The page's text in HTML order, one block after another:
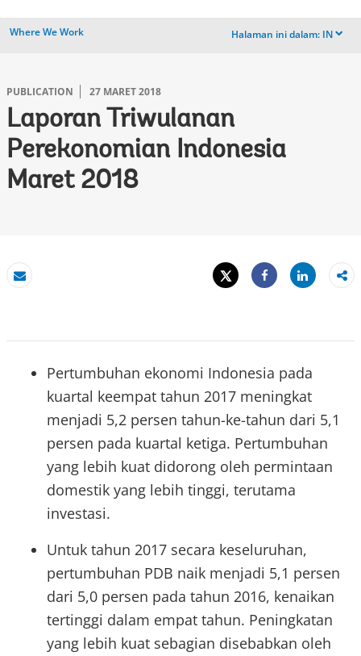
Where We Work Halaman ini dalam: IN dropdown
PUBLICATION 27 MARET 2018
Laporan Triwulanan
Perekonomian Indonesia
Maret 2018
Email
Tweet
Share
Share
Pertumbuhan ekonomi Indonesia pada
kuartal keempat tahun 2017 meningkat
menjadi 5,2 persen tahun-ke-tahun dari 5,1
persen pada kuartal ketiga. Pertumbuhan
yang lebih kuat didorong oleh permintaan
domestik yang lebih tinggi, terutama
investasi.
Untuk tahun 2017 secara keseluruhan,
pertumbuhan PDB naik menjadi 5,1 persen
dari 5,0 persen pada tahun 2016, kenaikan
tertinggi dalam empat tahun. Peningkatan
yang lebih kuat sebagian disebabkan oleh